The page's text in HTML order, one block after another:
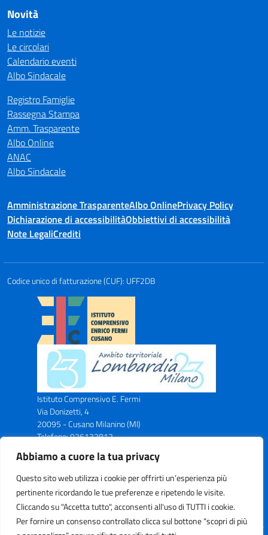
Abbiamo a cuore la tua privacy
Questo sito web utilizza i cookie per offrirti un’esperienza più
pertinente ricordando le tue preferenze e ripetendo le visite.
Cliccando su "Accetta tutto", acconsenti all'uso di TUTTI i cookie.
Per fornire un consenso controllato clicca sul bottone “scopri di più
Novità
Le notizie
Le circolari
Calendario eventi
Albo Sindacale
Registro Famiglie
Rassegna Stampa
Amm. Trasparente
Albo Online
ANAC
Albo Sindacale
Amministrazione TrasparenteAlbo OnlinePrivacy Policy
Dichiarazione di accessibilitàObbiettivi di accessibilità
Note LegaliCrediti
Codice unico di fatturazione (CUF): UFF2DB
Istituto Comprensivo E. Fermi
Via Donizetti, 4
20095 - Cusano Milanino (MI)
Telefono: 026132812
PEC: miic8ax00n@pec.istruzione.it
Codice Meccanografico: MIIC8AX00N
Codice Fiscale: C.F. 83043750153